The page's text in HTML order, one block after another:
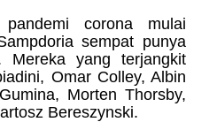
corona mulai
sempat punya
Mereka yang terjangkit
Omar Colley, Albin
Morten Thorsby,
Bereszynski.